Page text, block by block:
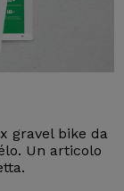
gravel bike da
Un articolo